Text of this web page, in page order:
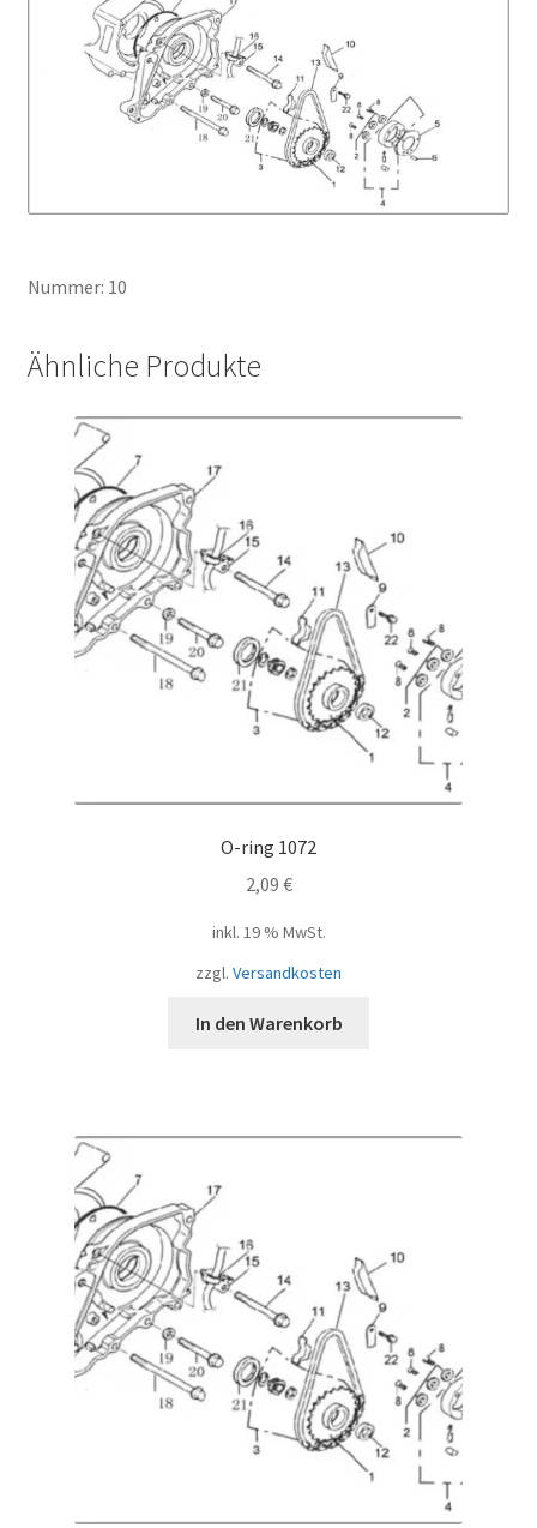
Nummer: 10
Ähnliche Produkte
O-ring 1072
2,09 €
inkl. 19 % MwSt.
zzgl. Versandkosten
In den Warenkorb